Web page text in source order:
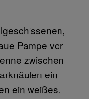
Pampe vor
zwischen
ein
ein weißes.